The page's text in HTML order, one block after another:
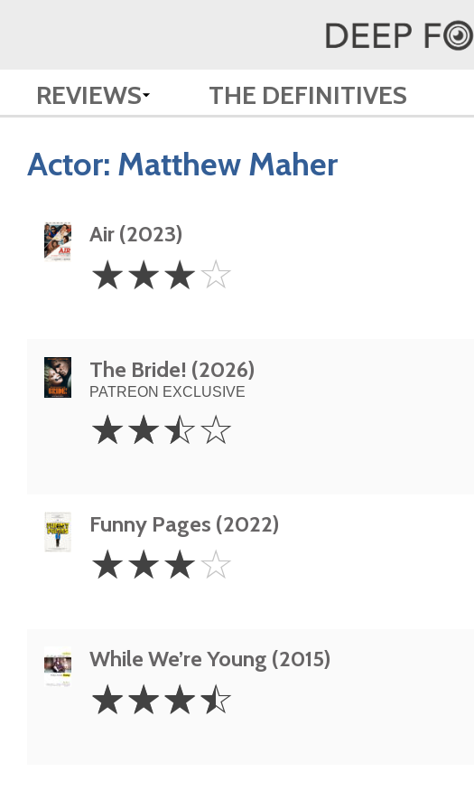
REVIEWS THE DEFINITIVES
Actor: Matthew Maher
Air (2023)
Stars
☆☆☆☆
The Bride! (2026)
PATREON EXCLUSIVE
2.5
Stars
☆☆☆☆
Funny Pages (2022)
Stars
☆☆☆☆
While We’re Young (2015)
3.5
Stars
☆☆☆☆